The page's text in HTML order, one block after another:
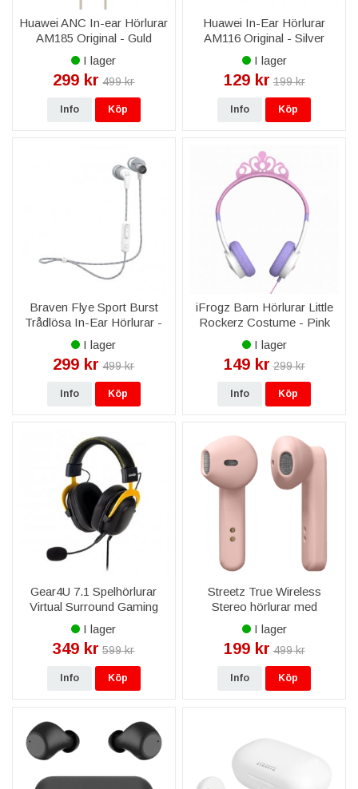
Huawei ANC In-ear Hörlurar
AM185 Original - Guld
I lager
299 kr 499 kr
Info Köp
Huawei In-Ear Hörlurar
AM116 Original - Silver
I lager
129 kr 199 kr
Info Köp
Braven Flye Sport Burst
Trådlösa In-Ear Hörlurar -
Vit
I lager
299 kr 499 kr
Info Köp
iFrogz Barn Hörlurar Little
Rockerz Costume - Pink
Princess
I lager
149 kr 299 kr
Info Köp
Gear4U 7.1 Spelhörlurar
Virtual Surround Gaming
Headset - Komfort och
Ergonomi
I lager
349 kr 599 kr
Info Köp
Streetz True Wireless
Stereo hörlurar med
laddningsetui - Matt Rosa
I lager
199 kr 499 kr
Info Köp